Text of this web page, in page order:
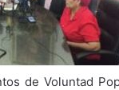
de Voluntad